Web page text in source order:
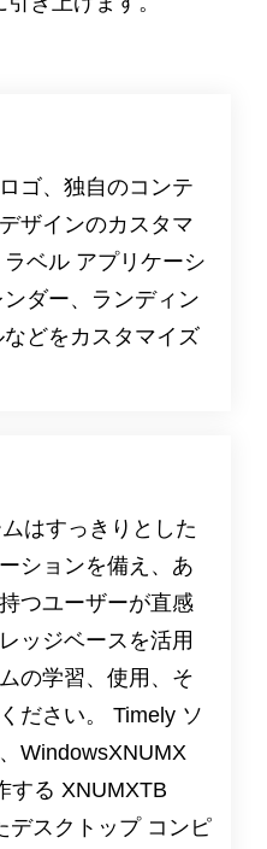
ゴ、独自のコンテ
ザインのカスタマ
ベル アプリケーシ
ダー、ランディン
どをカスタマイズ
はすっきりとした
ションを備え、あ
つユーザーが直感
ッジベースを活用
の学習、使用、そ
ださい。 Timely ソ
WindowsXNUMX
する XNUMXTB
デスクトップ コンピ